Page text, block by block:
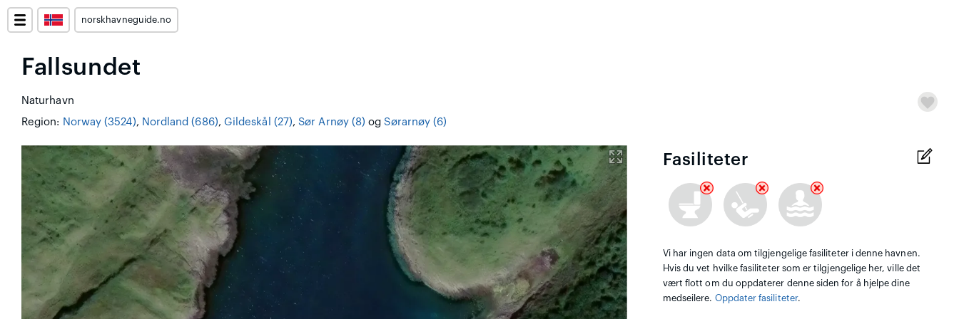
norskhavneguide.no
Fallsundet
Naturhavn
Region: Norway (3524), Nordland (686), Gildeskål (27), Sør Arnøy (8) og Sørarnøy (6)
Fasiliteter
Vi har ingen data om tilgjengelige fasiliteter i denne havnen.
Hvis du vet hvilke fasiliteter som er tilgjengelige her, ville det
vært flott om du oppdaterer denne siden for å hjelpe dine
medseilere. Oppdater fasiliteter.